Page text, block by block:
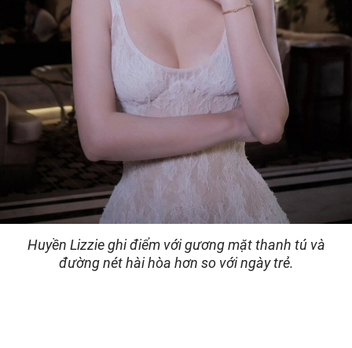
Huyền Lizzie ghi điểm với gương mặt thanh tú và
đường nét hài hòa hơn so với ngày trẻ.